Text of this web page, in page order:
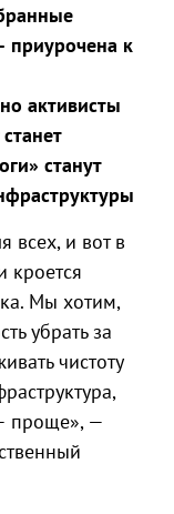
приурочена к
активисты
станут
всех, и вот в
кроется
Мы хотим,
убрать за
чистоту
проще», —